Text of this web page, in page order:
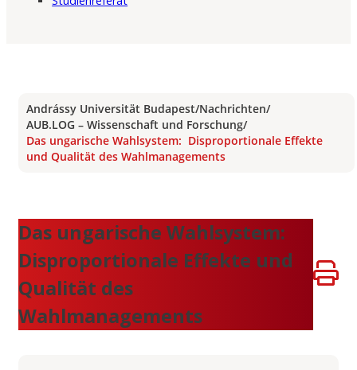
Andrássy Universität Budapest/Nachrichten/
AUB.LOG – Wissenschaft und Forschung/
Das ungarische Wahlsystem: Disproportionale Effekte
und Qualität des Wahlmanagements
Das ungarische Wahlsystem:
Disproportionale Effekte und
Qualität des
Wahlmanagements